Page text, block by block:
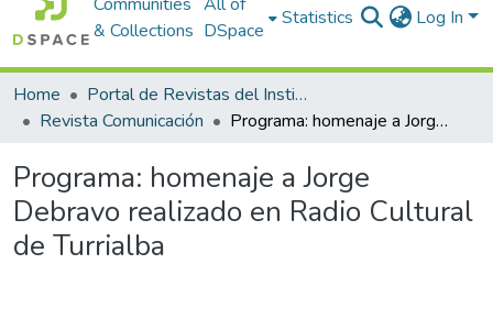
& Collections DSpace
Statistics Log In
Home
Portal de Revistas del Instituto Tecnológico de Costa Rica
Revista Comunicación
Programa: homenaje a Jorge Debravo realizado en Radio Cultural de Turrialba
Programa: homenaje a Jorge
Debravo realizado en Radio Cultural
de Turrialba